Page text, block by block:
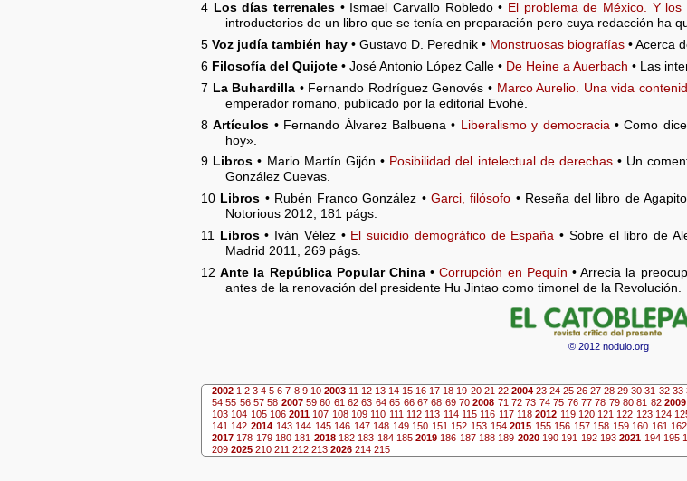
4 Los días terrenales• Ismael Carvallo Robledo • El problema de México. Y
introductorios de un libro que se tenía en preparación pero cuya redacción ha
5 Voz judía también hay • Gustavo D. Perednik • Monstruosas biografías • Acerca
6 Filosofía del Quijote • José Antonio López Calle • De Heine a Auerbach • Las
7 La Buhardilla • Fernando Rodríguez Genovés • Marco Aurelio. Una vida
emperador romano, publicado por la editorial Evohé.
8Artículos • Fernando Álvarez Balbuena • Liberalismo y democracia • Como
hoy».
9 Libros • Mario Martín Gijón • Posibilidad del intelectual de derechas• Un
González Cuevas.
10 Libros • Rubén Franco González • Garci, filósofo • Reseña del libro de
Notorious 2012, 181 págs.
11 Libros• Iván Vélez • El suicidio demográfico de España • Sobre el libro de
Madrid 2011, 269 págs.
12Ante la República Popular China •Corrupción en Pequín • Arrecia la
antes de la renovación del presidente Hu Jintao como timonel de la Revolución.
© 2012 nodulo.org